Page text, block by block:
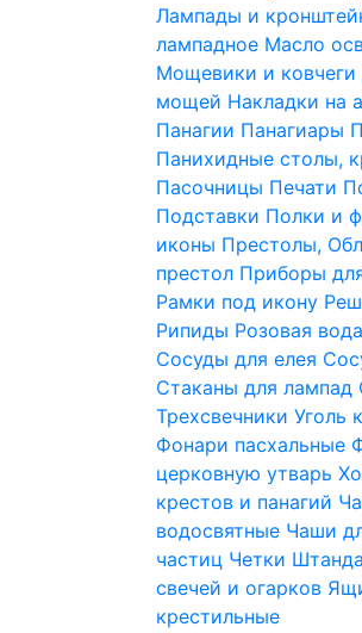
Лампады и
лампадное Масло
Мощевики и ковчеги
мощей Накладки на
Панагии Панагиары
Панихидные столы,
Пасочницы Печати
Подставки Полки и
иконы Престолы,
престол Приборы
Рамки под икону
Рипиды Розовая вода
Сосуды для елея
Стаканы для лампад
Трехсвечники Уголь
Фонари пасхальные
церковную утварь
крестов и панагий
водосвятные Чаши
частиц Четки
свечей и огарков
крестильные